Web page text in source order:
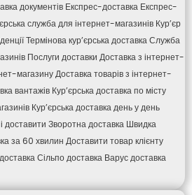
документів Експрес-доставка Експрес-
служба для інтернет-магазинів Кур’єр
Термінова кур’єрська доставкаСлужба
Послуги доставки Доставка з інтернет-
магазинуДоставка товарів з інтернет-
вантажів Кур’єрська доставка по місту
Кур’єрська доставка день у день
доставити Зворотна доставка Швидка
за 60 хвилин Доставити товар клієнту
Сільпо доставка Варус доставка